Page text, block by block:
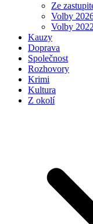
Ze
Volby
Volby
Kauzy
Doprava
Společnost
Rozhovory
Krimi
Kultura
Z okolí